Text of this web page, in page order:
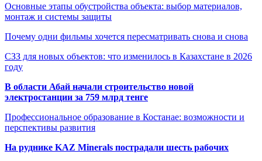
Основные этапы обустройства объекта: выбор материалов,
монтаж и системы защиты
Почему одни фильмы хочется пересматривать снова и снова
СЗЗ для новых объектов: что изменилось в Казахстане в 2026
году
В области Абай начали строительство новой
электростанции за 759 млрд тенге
Профессиональное образование в Костанае: возможности и
перспективы развития
На руднике KAZ Minerals пострадали шесть рабочих